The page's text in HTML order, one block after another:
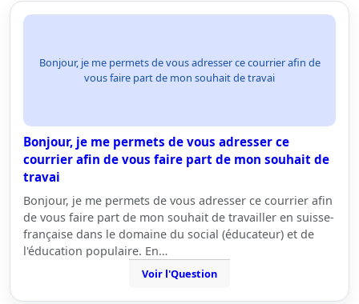
Bonjour, je me permets de vous adresser ce courrier afin de
vous faire part de mon souhait de travai
Bonjour, je me permets de vous adresser ce
courrier afin de vous faire part de mon souhait de
travai
Bonjour, je me permets de vous adresser ce courrier afin
de vous faire part de mon souhait de travailler en suisse-
française dans le domaine du social (éducateur) et de
l'éducation populaire. En…
Voir l'Question